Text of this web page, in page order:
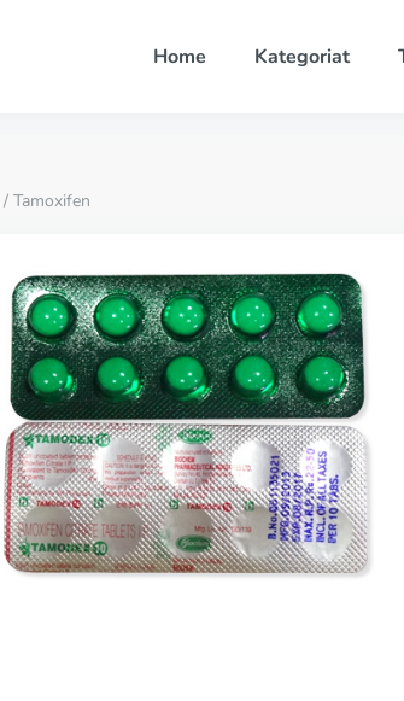
Home Kategoriat
/ Tamoxifen